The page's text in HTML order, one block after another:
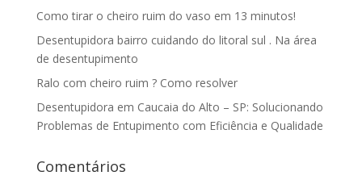
Como tirar o cheiro ruim do vaso em 13 minutos!
Desentupidora bairro cuidando do litoral sul . Na área
de desentupimento
Ralo com cheiro ruim ? Como resolver
Desentupidora em Caucaia do Alto – SP: Solucionando
Problemas de Entupimento com Eficiência e Qualidade
Comentários